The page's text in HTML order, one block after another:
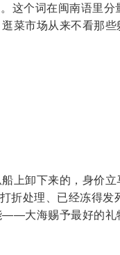
。这个词在闽南语里
菜市场从来不看那
上卸下来的，身价
折处理、已经冻得
大海赐予最好的礼